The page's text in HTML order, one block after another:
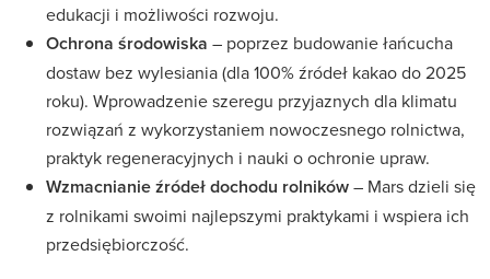
edukacji i możliwości rozwoju.
Ochrona środowiska – poprzez budowanie łańcucha
dostaw bez wylesiania (dla 100% źródeł kakao do 2025
roku). Wprowadzenie szeregu przyjaznych dla klimatu
rozwiązań z wykorzystaniem nowoczesnego rolnictwa,
praktyk regeneracyjnych i nauki o ochronie upraw.
Wzmacnianie źródeł dochodu rolników– Mars dzieli się
z rolnikami swoimi najlepszymi praktykami i wspiera ich
przedsiębiorczość.